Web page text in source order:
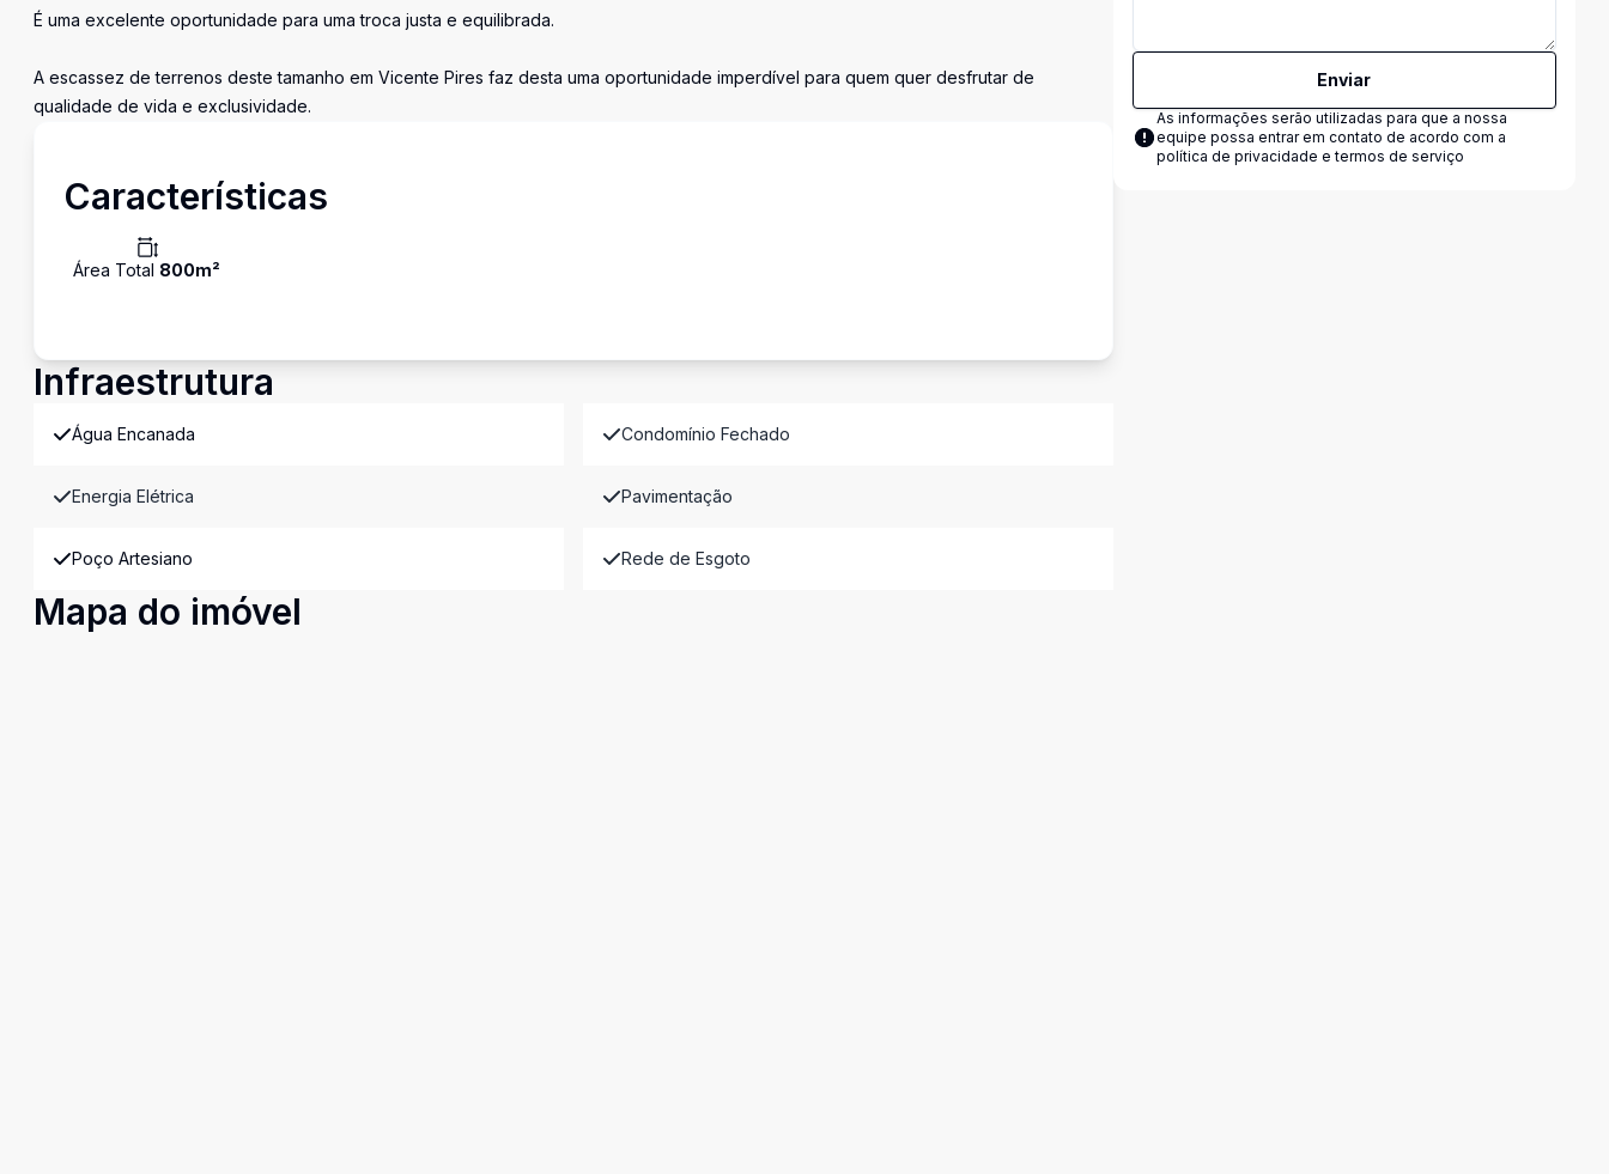
É uma excelente oportunidade para uma troca justa e equilibrada.
A escassez de terrenos deste tamanho em Vicente Pires faz desta uma oportunidade imperdível para quem quer desfrutar de
qualidade de vida e exclusividade.
Características
Área Total 800m²
Infraestrutura
Água Encanada Condomínio Fechado
Energia Elétrica Pavimentação
Poço Artesiano Rede de Esgoto
Mapa do imóvel
Enviar
As informações serão utilizadas para que a nossa
equipe possa entrar em contato de acordo com a
política de privacidade e termos de serviço